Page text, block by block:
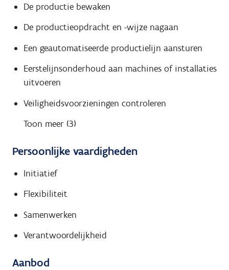
De productie bewaken
De productieopdracht en -wijze nagaan
Een geautomatiseerde productielijn aansturen
Eerstelijnsonderhoud aan machines of installaties
uitvoeren
Veiligheidsvoorzieningen controleren
Toon meer (3)
Persoonlijke vaardigheden
Initiatief
Flexibiliteit
Samenwerken
Verantwoordelijkheid
Aanbod